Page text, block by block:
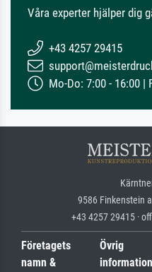
Våra experter hjälper dig
+43 4257 29415
Mo-Do: 7:00 - 16:00 |
9586 Finkenstein
+43 4257 29415 ·
Företagets
namn &
Övrig
information